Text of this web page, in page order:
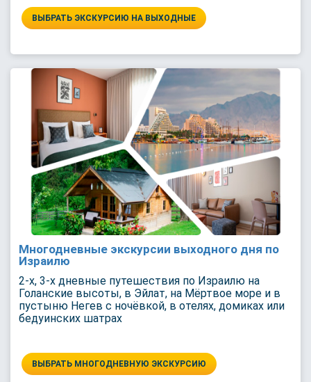
ВЫБРАТЬ ЭКСКУРСИЮ НА ВЫХОДНЫЕ
Многодневные экскурсии выходного дня по
Израилю
2-х, 3-х дневные путешествия по Израилю на
Голанские высоты, в Эйлат, на Мёртвое море и в
пустыню Негев с ночёвкой, в отелях, домиках или
бедуинских шатрах
ВЫБРАТЬ МНОГОДНЕВНУЮ ЭКСКУРСИЮ